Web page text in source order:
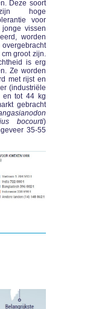
Deze soort
hoge
voor
vissen
worden
groot zijn.
is erg
Ze worden
met rijst en
(industriële
en tot 44 kg
gebracht
bocourti)
35-55